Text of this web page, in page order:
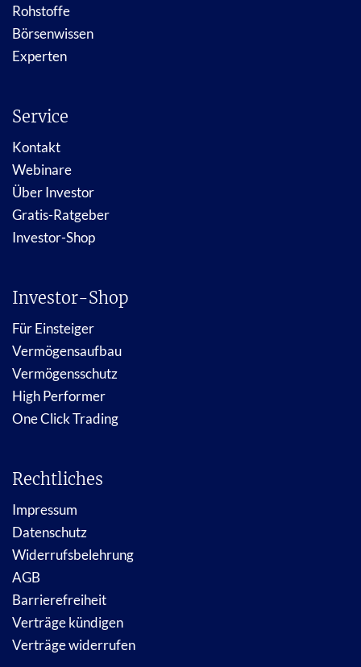
Rohstoffe
Börsenwissen
Experten
Service
Kontakt
Webinare
Über Investor
Gratis-Ratgeber
Investor-Shop
Investor-Shop
Für Einsteiger
Vermögensaufbau
Vermögensschutz
High Performer
One Click Trading
Rechtliches
Impressum
Datenschutz
Widerrufsbelehrung
AGB
Barrierefreiheit
Verträge kündigen
Verträge widerrufen